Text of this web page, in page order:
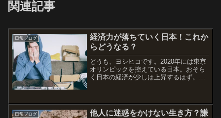
関連記事
日常ブログ
経済力が落ちていく日本！これか
らどうなる？
どうも、ヨシヒコです。2020年には東京
オリンピックを控えている日本。おそら
く日本の経済が少しは上昇するはず。で
でしょ...
日常ブログ
他人に迷惑をかけない生き方？謙